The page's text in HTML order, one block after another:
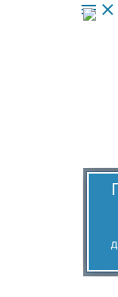
menu close